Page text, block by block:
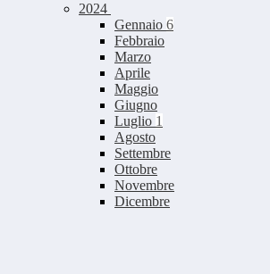
2024
Gennaio 6
Febbraio
Marzo
Aprile
Maggio
Giugno
Luglio 1
Agosto
Settembre
Ottobre
Novembre
Dicembre